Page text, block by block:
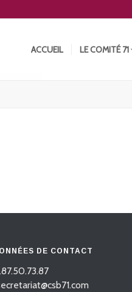
ACCUEIL LE COMITÉ 71
DE CONTACT